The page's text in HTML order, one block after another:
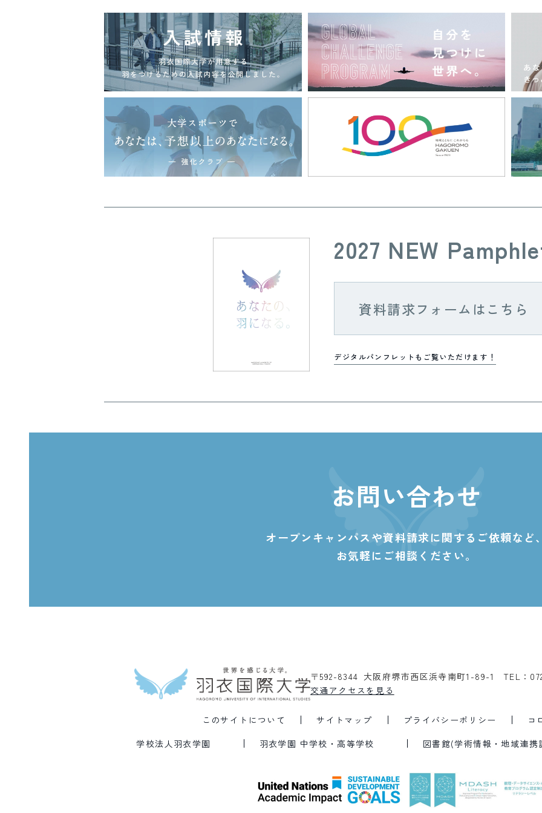
2027 NEW
資料請求フォームはこちら
デジタルパンフレットもご覧いただけます！
お問い合わせ
オープンキャンパスや資料請求に関する ご依頼など
お気軽にご相談ください。
〒592-8344 大阪府堺市西区浜寺南町1-89-1
TEL：
交通アクセスを見る
このサイトについて サイトマップ プライバシーポリシー
コ
学校法人羽衣学園
羽衣学園 中学校・高等学校 図書館(学術情報・地域連携